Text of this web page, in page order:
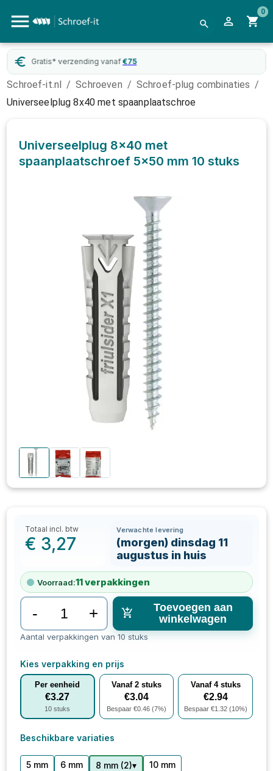
0
Gratis* verzending vanaf €75
Schroef-it.nl / Schroeven / Schroef-plug combinaties /
Universeelplug 8x40 met spaanplaatschroe
Universeelplug 8x40 met
spaanplaatschroef 5x50 mm 10 stuks
Totaal incl. btw
€ 3,27
Verwachte levering
(morgen) dinsdag 11
augustus in huis
Voorraad:11verpakkingen
- +
Toevoegen aan
winkelwagen
Aantal verpakkingen van 10 stuks
Kies verpakking en prijs
Per eenheid
€3.27
10 stuks
Vanaf 2 stuks
€3.04
Bespaar €0.46 (7%)
Vanaf 4stuks
€2.94
Bespaar €1.32(10%)
Beschikbare variaties
5 mm 6 mm 8 mm (2)▾ 10 mm